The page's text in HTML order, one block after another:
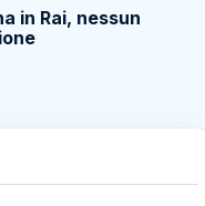
in Rai, nessun